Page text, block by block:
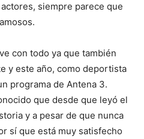
siempre parece que
con todo ya que también
y este año, como deportista
programa de Antena 3.
que desde que leyó el
y a pesar de que nunca
sí que está muy satisfecho